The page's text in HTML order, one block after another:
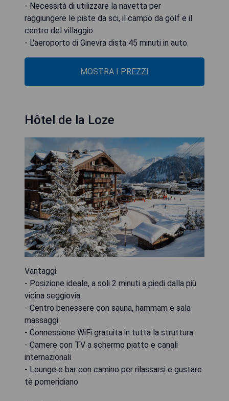
- Necessità di utilizzare la navetta per
raggiungere le piste da sci, il campo da golf e il
centro del villaggio
- L'aeroporto di Ginevra dista 45 minuti in auto.
MOSTRA I PREZZI
Hôtel de la Loze
Vantaggi:
- Posizione ideale, a soli 2 minuti a piedi dalla più
vicina seggiovia
- Centro benessere con sauna, hammam e sala
massaggi
- Connessione WiFi gratuita in tutta la struttura
- Camere con TV a schermo piatto e canali
internazionali
- Lounge e bar con camino per rilassarsi e gustare
tè pomeridiano